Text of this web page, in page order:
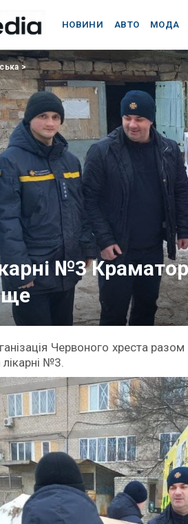
НОВИНИ АВТО МОДА
>
№3
Червоного хреста
№3.